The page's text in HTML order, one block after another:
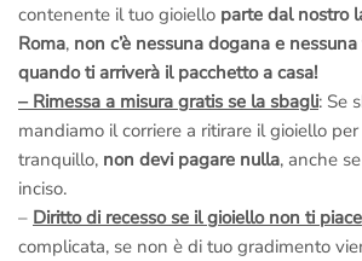
contenente il tuo gioiello parte dal nostro
Roma, non c’è nessuna dogana e
quando ti arriverà il pacchetto a casa!
– Rimessa a misura gratis se la sbagli: Se
mandiamo il corriere a ritirare il gioiello per
tranquillo, non devi pagare nulla, anche
inciso.
– Diritto di recesso se il gioiello non ti piace
complicata, se non è di tuo gradimento